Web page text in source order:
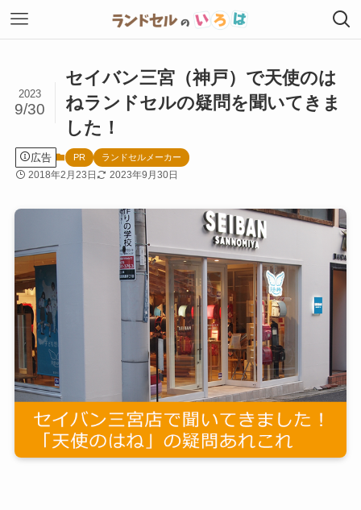
セイバン三宮（神戸）で天使のは
ねランドセルの疑問を聞いてきま
した！
2023
9/30
広告 PR ランドセルメーカー
2018年2月23日 2023年9月30日